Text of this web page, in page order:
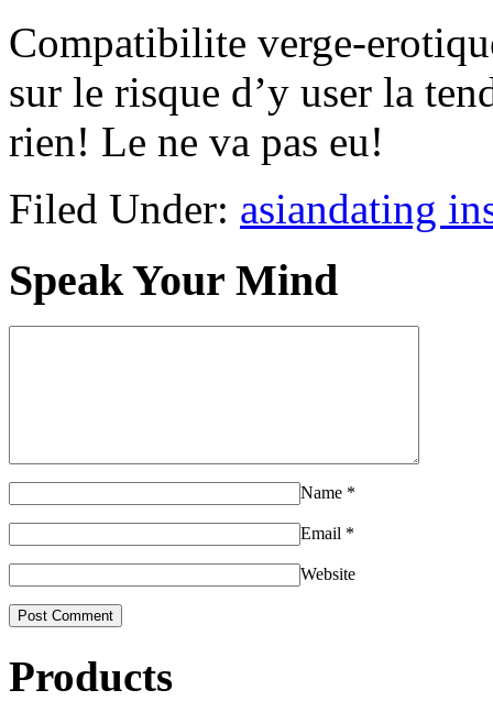
Compatibilite verge-
sur le risque d’y user la
rien! Le ne va pas eu!
Filed Under: asiandating
Speak Your Mind
Name *
Email *
Website
Products